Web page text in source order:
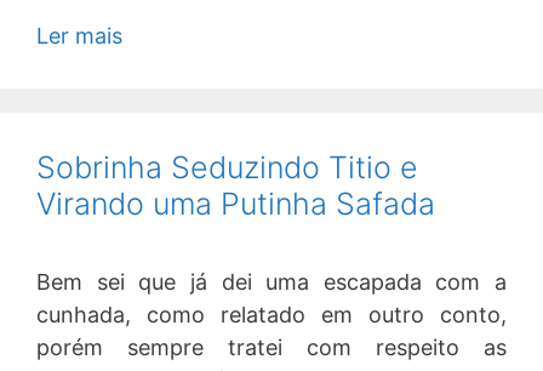
Ler mais
Sobrinha Seduzindo Titio e
Virando uma Putinha Safada
Bem sei que já dei uma escapada com a
cunhada, como relatado em outro conto,
porém sempre tratei com respeito as